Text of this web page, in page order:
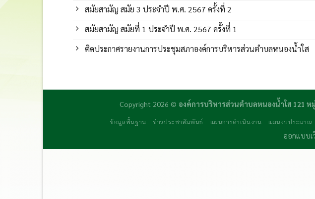
สมัยสามัญ สมัย 3 ประจำปี พ.ศ. 2567 ครั้งที่ 2
สมัยสามัญ สมัยที่ 1 ประจำปี พ.ศ. 2567 ครั้งที่ 1
ติดประกาศรายงานการประชุมสภาองค์การบริหารส่วนตำบลหนองน้ำใส
Copyright 2026 © องค์การบริหารส่วนตำบลหนองน้ำใส 121 ห
ข้อมูลพื้นฐาน ข่าวประชาสัมพันธ์ แผนการดำเนินงาน แผนงบประมาณ
ออกแบบเ